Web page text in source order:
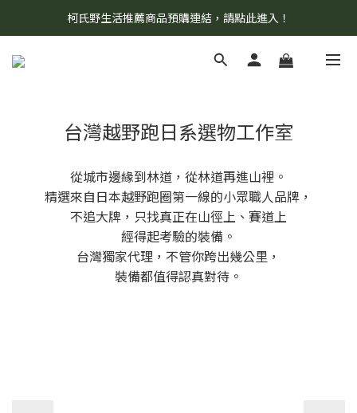
8/7 當天暫停開放工作室。請見諒！
柯氏野生活推薦商品預購連結，請點此進入！
8/7 當天暫停開放工作室。請見諒！
台灣越野跑日系選物工作室
從城市邊緣到林道，從林道再進山裡。
精選來自日本越野跑圈第一線的小眾職人品牌，
不追大牌，只找真正在山徑上、賽道上
經得起考驗的裝備。
台灣獨家代理，不管你跨出幾公里，
裝備都值得認真對待。